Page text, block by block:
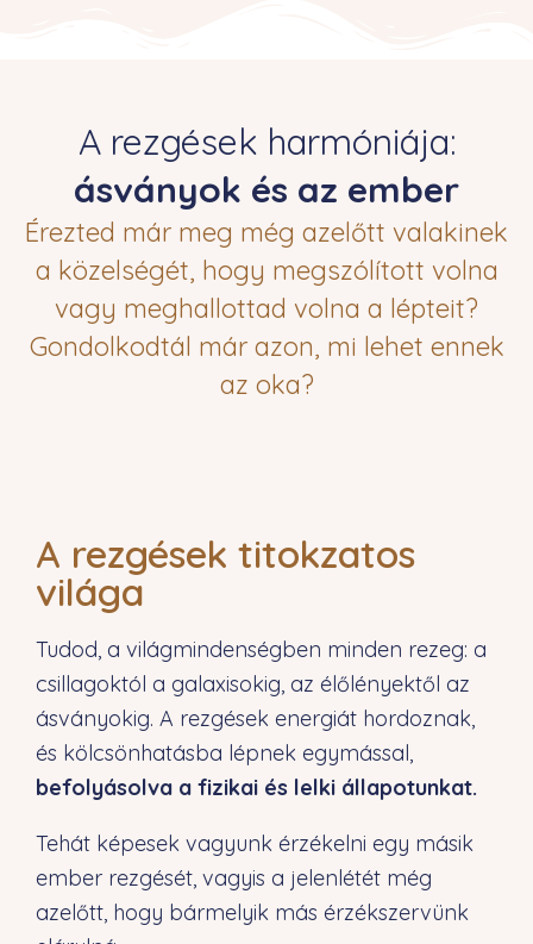
A rezgések harmóniája:
ásványok és az ember
Érezted már meg még azelőtt valakinek
a közelségét, hogy megszólított volna
vagy meghallottad volna a lépteit?
Gondolkodtál már azon, mi lehet ennek
az oka?
A rezgések titokzatos
világa
Tudod, a világmindenségben minden rezeg: a
csillagoktól a galaxisokig, az élőlényektől az
ásványokig. A rezgések energiát hordoznak,
és kölcsönhatásba lépnek egymással,
befolyásolva a fizikai és lelki állapotunkat.
Tehát képesek vagyunk érzékelni egy másik
ember rezgését, vagyis a jelenlétét még
azelőtt, hogy bármelyik más érzékszervünk